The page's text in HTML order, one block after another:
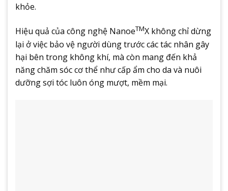
khỏe.
Hiệu quả của công nghệ NanoeTMX không chỉ dừng
lại ở việc bảo vệ người dùng trước các tác nhân gây
hại bên trong không khí, mà còn mang đến khả
năng chăm sóc cơ thể như cấp ẩm cho da và nuôi
dưỡng sợi tóc luôn óng mượt, mềm mại.